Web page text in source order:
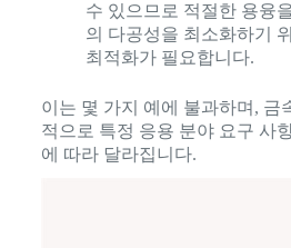
수 있으므로 적절한 용융
의 다공성을 최소화하기
최적화가 필요합니다.
이는 몇 가지 예에 불과하며, 금
적으로 특정 응용 분야 요구 사
에 따라 달라집니다.